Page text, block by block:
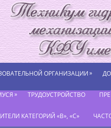
ОРГАНИЗАЦИИ»
» ТРУДОУСТРОЙСТВО
КАТЕГОРИЙ «В», «С»